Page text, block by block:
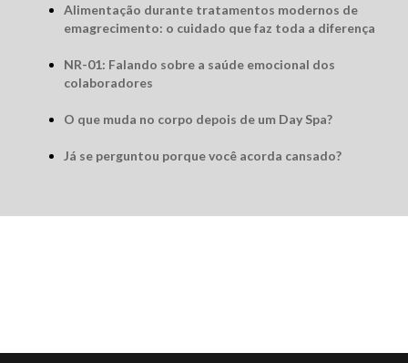
Alimentação durante tratamentos modernos de
emagrecimento: o cuidado que faz toda a diferença
NR-01: Falando sobre a saúde emocional dos
colaboradores
O que muda no corpo depois de um Day Spa?
Já se perguntou porque você acorda cansado?